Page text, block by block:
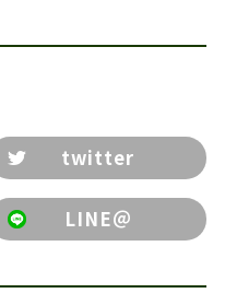
twitter
LINE＠